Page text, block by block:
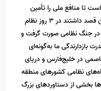
تا منافع ملی را تأمین
نماید. نباید فراموش کنیم که دشمنان قصد داشتند در ۳ روز نظام
۳۹ روز مقاومت در جنگ نظامی صورت گرفت و
بازدارندگی ما به‌گونه‌ای
در خلیج‌فارس و دریای
نظامی کشورهای منطقه
بخشی از دستاوردهای بزرگ